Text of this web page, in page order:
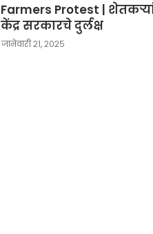
Farmers Protest |
केंद्र सरकारचे दुर्लक्ष
जानेवारी २१, २०२५